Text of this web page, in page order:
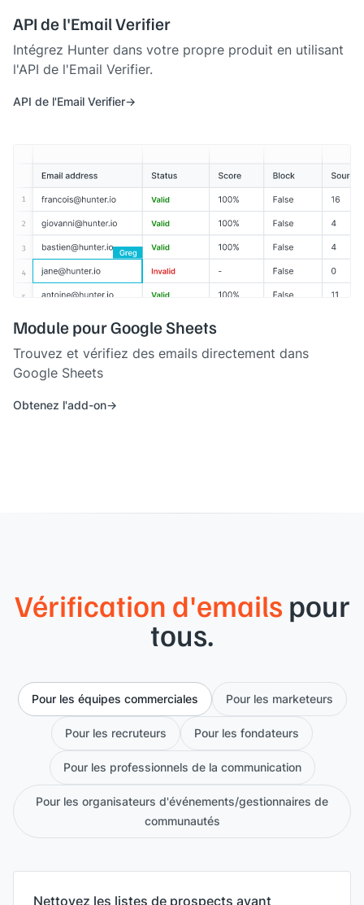
API de l'Email Verifier
Intégrez Hunter dans votre propre produit en utilisant
l'API de l'Email Verifier.
API de l'Email Verifier
Module pour Google Sheets
Trouvez et vérifiez des emails directement dans
Google Sheets
Obtenez l'add-on
Vérification d'emails pour
tous.
Pour les équipes commerciales Pour les marketeurs
Pour les recruteurs Pour les fondateurs
Pour les professionnels de la communication
Pour les organisateurs d'événements/gestionnaires de
communautés
Nettoyez les listes de prospects avant